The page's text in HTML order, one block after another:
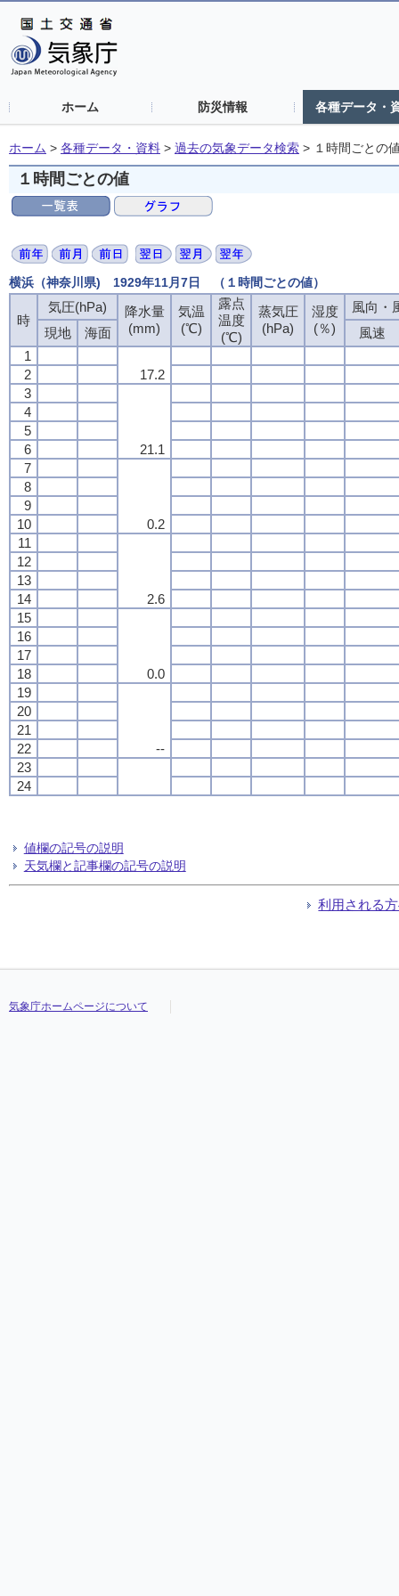
ホーム 防災情報 各種データ・
ホーム > 各種データ・資料 > 過去の気象データ検索 > １時間ごとの
１時間ごとの値
横浜（神奈川県) 1929年11月7日 （１時間ごとの値）
時
気圧(hPa)
降水量
(mm)
気温
(℃)
露点
温度
(℃)
蒸気圧
(hPa)
湿度
(％)
風向・
現地
海面
風速
1
17.2
2
3
21.1
4
5
6
7
0.2
8
9
10
11
2.6
12
13
14
15
0.0
16
17
18
19
--
20
21
22
23
24
値欄の記号の説明
天気欄と記事欄の記号の説明
利用される
気象庁ホームページについて